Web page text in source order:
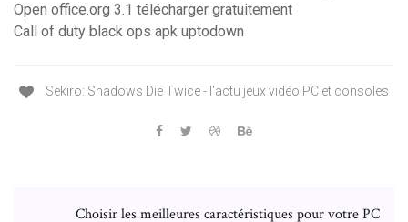
Open office.org 3.1 télécharger gratuitement
Call of duty black ops apk uptodown
Sekiro: Shadows Die Twice - l'actu jeux vidéo PC et consoles
Choisir les meilleures caractéristiques pour votre PC